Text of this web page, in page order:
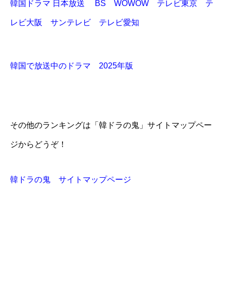
韓国ドラマ 日本放送 BS WOWOW テレビ東京 テ
レビ大阪 サンテレビ テレビ愛知
韓国で放送中のドラマ 2025年版
その他のランキングは「韓ドラの鬼」サイトマップペー
ジからどうぞ！
韓ドラの鬼 サイトマップページ